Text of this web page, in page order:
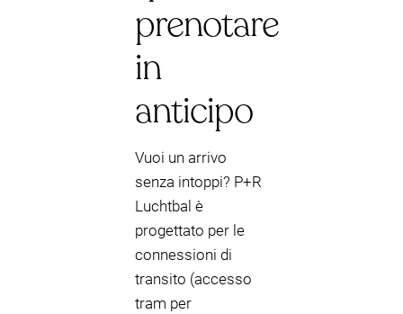
prenotare
in
anticipo
Vuoi un arrivo
senza intoppi? P+R
Luchtbal è
progettato per le
connessioni di
transito (accesso
tram per